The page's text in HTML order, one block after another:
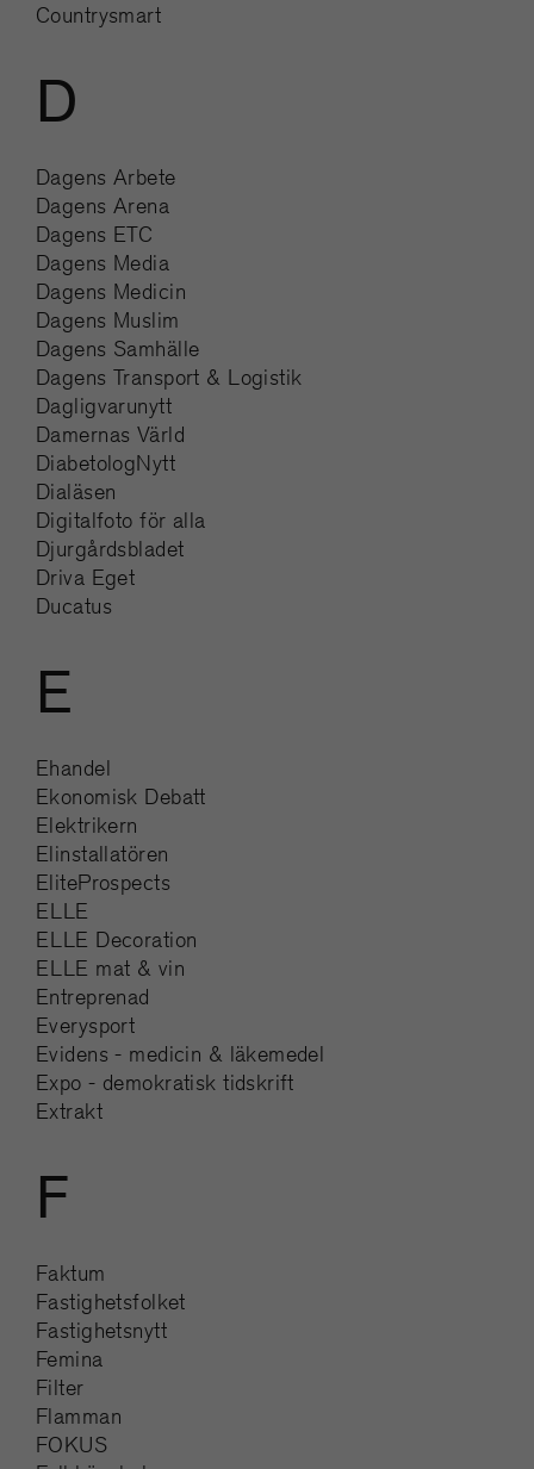
Countrysmart
D
Dagens Arbete
Dagens Arena
Dagens ETC
Dagens Media
Dagens Medicin
Dagens Muslim
Dagens Samhälle
Dagens Transport & Logistik
Dagligvarunytt
Damernas Värld
DiabetologNytt
Dialäsen
Digitalfoto för alla
Djurgårdsbladet
Driva Eget
Ducatus
E
Ehandel
Ekonomisk Debatt
Elektrikern
Elinstallatören
EliteProspects
ELLE
ELLE Decoration
ELLE mat & vin
Entreprenad
Everysport
Evidens - medicin & läkemedel
Expo - demokratisk tidskrift
Extrakt
F
Faktum
Fastighetsfolket
Fastighetsnytt
Femina
Filter
Flamman
FOKUS